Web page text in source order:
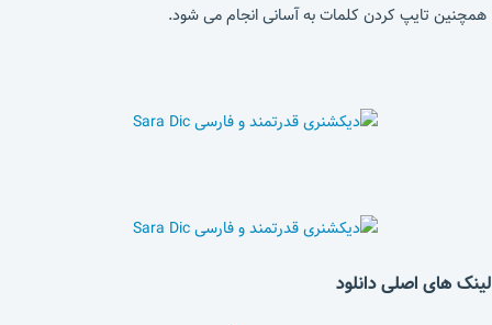
همچنین تایپ کردن کلمات به آسانی انجام می شود.
لینک های اصلی دانلود